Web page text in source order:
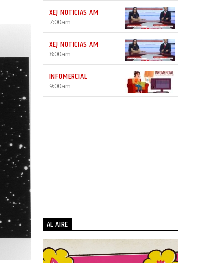
XEJ NOTICIAS AM
7:00am
XEJ NOTICIAS AM
8:00am
INFOMERCIAL
9:00am
AL AIRE